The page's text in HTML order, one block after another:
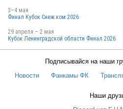
3–4 мая
Финал Кубок Снеж.ком 2026
29 апреля – 2 мая
Кубок Ленинградской области Финал 2026
Подписывайся на наши
Новости
Фанкамы ФК
Наши